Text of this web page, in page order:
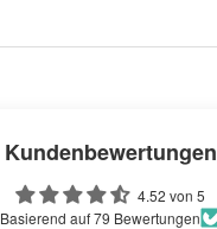
Kundenbewertungen
4.52 von 5
Basierend auf 79 Bewertungen